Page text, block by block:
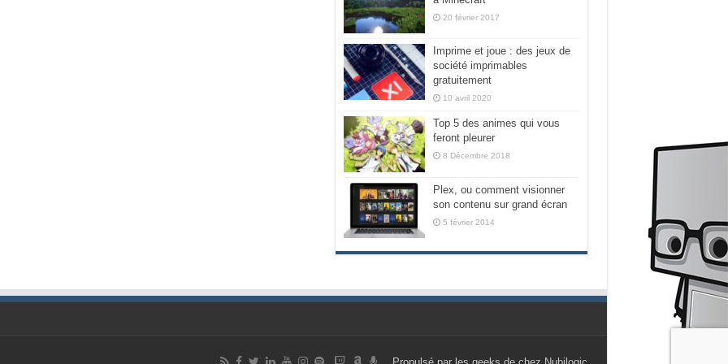
20 février 2017
Imprime et joue : des jeux de
société imprimables
gratuitement
10 avril 2020
Top 5 des animes qui vous
feront pleurer
8 Décembre 2018
Plex, ou comment visionner
son contenu sur grand écran
5 février 2014